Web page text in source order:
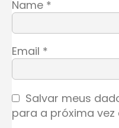
Name *
Email *
Salvar meus
para a próxima